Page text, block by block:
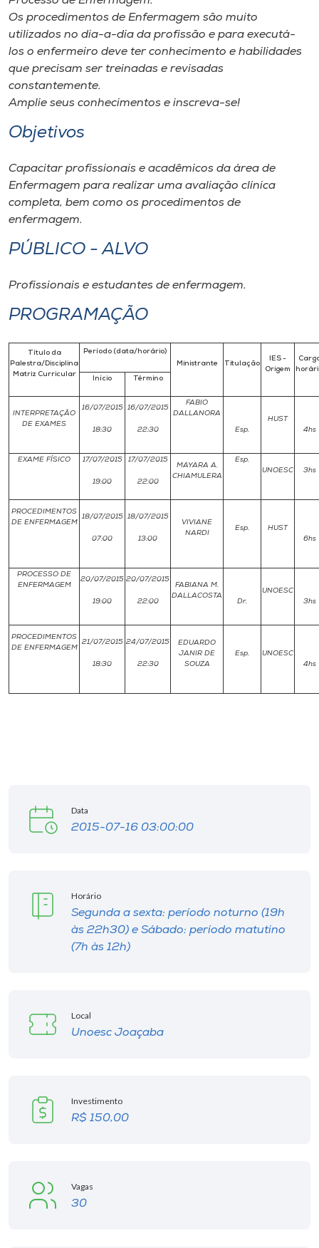
Unoesc
Store
Selecione
A+
Os procedimentos de Enfermagem são muito
utilizados no dia-a-dia da profissão e para executá-
los o enfermeiro deve ter conhecimento e habilidades
que precisam ser treinadas e revisadas
constantemente.
Amplie seus conhecimentos e inscreva-se!
Objetivos
Capacitar profissionais e acadêmicos da área de
Enfermagem para realizar uma avaliação clínica
completa, bem como os procedimentos de
enfermagem.
PÚBLICO - ALVO
Profissionais e estudantes de enfermagem.
PROGRAMAÇÃO
Título da
Palestra/Disciplina
Matriz Curricular
Período (data/horário)
Ministrante
Titulação
IES -
Origem
Início
Término
INTERPRETAÇÃO
DE EXAMES
16/07/2015
18:30
16/07/2015
22:30
FABIO
DALLANORA
Esp.
HUST
4hs
EXAME FÍSICO 17/07/2015
19:00
17/07/2015
22:00
MAYARA A.
CHIAMULERA
Esp.
UNOESC
3hs
PROCEDIMENTOS
DE ENFERMAGEM
18/07/2015
07:00
18/07/2015
13:00
VIVIANE
NARDI
Esp.
HUST
6hs
PROCESSO DE
ENFERMAGEM
20/07/2015
19:00
20/07/2015
22:00
FABIANA M.
DALLACOSTA
Dr.
UNOESC
3hs
PROCEDIMENTOS
DE ENFERMAGEM
21/07/2015
18:30
24/07/2015
22:30
EDUARDO
JANIR DE
SOUZA
Esp.
UNOESC
4hs
Data
2015-07-16 03:00:00
Horário
Segunda a sexta: período noturno (19h
às 22h30) e Sábado: período matutino
(7h às 12h)
Local
Unoesc Joaçaba
Investimento
R$ 150,00
Vagas
30